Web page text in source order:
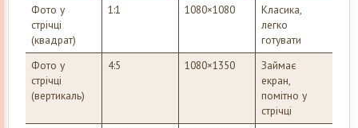
Фото у
стрічці
(квадрат)
1:1 1080×1080
Класика,
легко
готувати
Фото у
стрічці
(вертикаль)
4:5 1080×1350
Займає
екран,
помітно у
стрічці